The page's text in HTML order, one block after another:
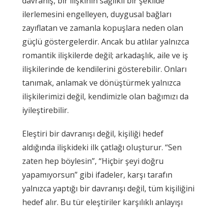
ilerlemesini engelleyen, duygusal bağları
zayıflatan ve zamanla kopuşlara neden olan
güçlü göstergelerdir. Ancak bu atlılar yalnızca
romantik ilişkilerde değil; arkadaşlık, aile ve iş
ilişkilerinde de kendilerini gösterebilir. Onları
tanımak, anlamak ve dönüştürmek yalnızca
ilişkilerimizi değil, kendimizle olan bağımızı da
iyileştirebilir.
Eleştiri bir davranışı değil, kişiliği hedef
aldığında ilişkideki ilk çatlağı oluşturur. “Sen
zaten hep böylesin”, “Hiçbir şeyi doğru
yapamıyorsun” gibi ifadeler, karşı tarafın
yalnızca yaptığı bir davranışı değil, tüm kişiliğini
hedef alır. Bu tür eleştiriler karşılıklı anlayışı